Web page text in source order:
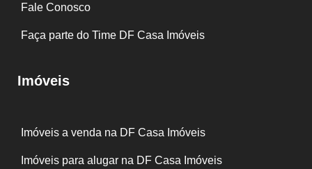
Fale Conosco
Faça parte do Time DF Casa Imóveis
Imóveis
Imóveis a venda na DF Casa Imóveis
Imóveis para alugar na DF Casa Imóveis